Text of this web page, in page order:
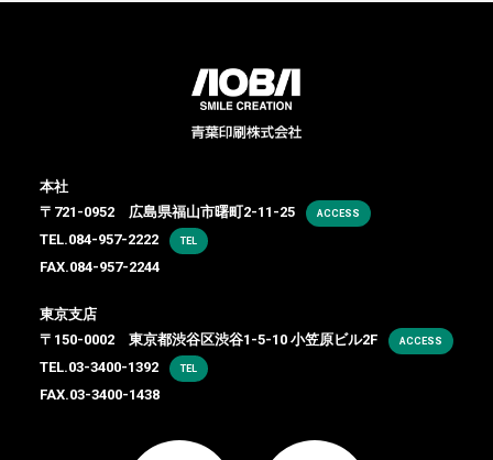
本社
〒721-0952 広島県福山市曙町2-11-25
ACCESS
TEL.084-957-2222 TEL
FAX.084-957-2244
東京支店
〒150-0002 東京都渋谷区渋谷1-5-10 小笠原ビル2F
ACCESS
TEL.03-3400-1392 TEL
FAX.03-3400-1438